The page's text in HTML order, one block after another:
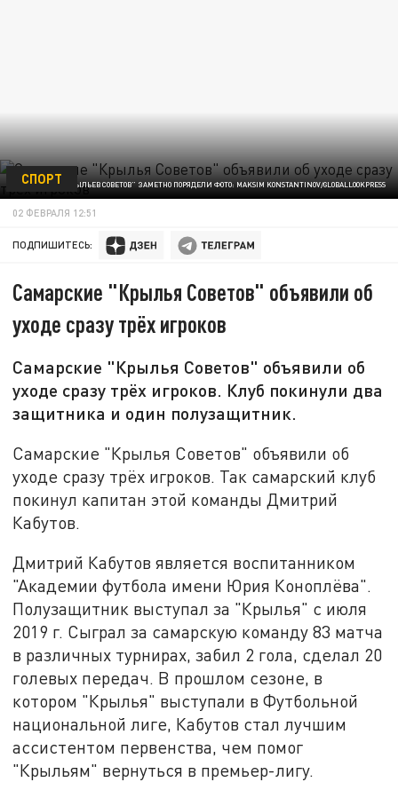
РЯДЫ "КРЫЛЬЕВ СОВЕТОВ" ЗАМЕТНО ПОРЯДЕЛИ ФОТО: MAKSIM KONSTANTINOV/GLOBALLOOKPRESS
СПОРТ
02 ФЕВРАЛЯ 12:51
ПОДПИШИТЕСЬ:
Самарские "Крылья Советов" объявили об
уходе сразу трёх игроков
Самарские "Крылья Советов" объявили об
уходе сразу трёх игроков. Клуб покинули два
защитника и один полузащитник.
Самарские "Крылья Советов" объявили об
уходе сразу трёх игроков. Так самарский клуб
покинул капитан этой команды Дмитрий
Кабутов.
Дмитрий Кабутов является воспитанником
"Академии футбола имени Юрия Коноплёва".
Полузащитник выступал за "Крылья" с июля
2019 г. Сыграл за самарскую команду 83 матча
в различных турнирах, забил 2 гола, сделал 20
голевых передач. В прошлом сезоне, в
котором "Крылья" выступали в Футбольной
национальной лиге, Кабутов стал лучшим
ассистентом первенства, чем помог
"Крыльям" вернуться в премьер-лигу.